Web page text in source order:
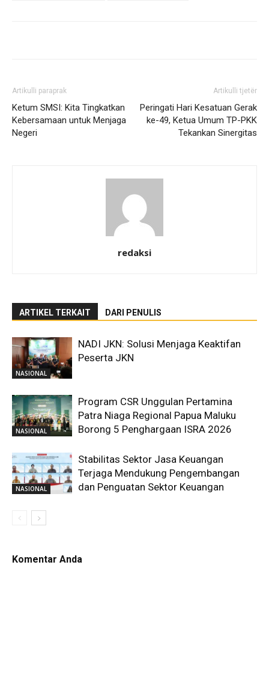
Artikulli paraprak
Ketum SMSI: Kita Tingkatkan
Kebersamaan untuk Menjaga
Negeri
Artikulli tjetër
Peringati Hari Kesatuan Gerak
ke-49, Ketua Umum TP-PKK
Tekankan Sinergitas
redaksi
ARTIKEL TERKAIT DARI PENULIS
NASIONAL
NADI JKN: Solusi Menjaga Keaktifan
Peserta JKN
NASIONAL
Program CSR Unggulan Pertamina
Patra Niaga Regional Papua Maluku
Borong 5 Penghargaan ISRA 2026
NASIONAL
Stabilitas Sektor Jasa Keuangan
Terjaga Mendukung Pengembangan
dan Penguatan Sektor Keuangan
Komentar Anda